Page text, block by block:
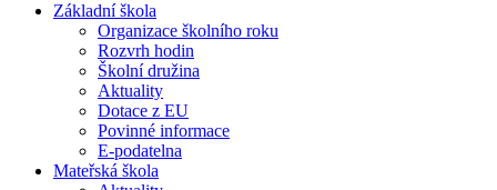
Základní škola
Organizace školního roku
Rozvrh hodin
Školní družina
Aktuality
Dotace z EU
Povinné informace
E-podatelna
Mateřská škola